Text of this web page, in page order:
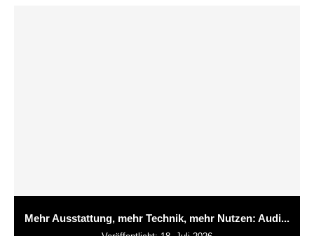
Mehr Ausstattung, mehr Technik, mehr Nutzen: Audi...